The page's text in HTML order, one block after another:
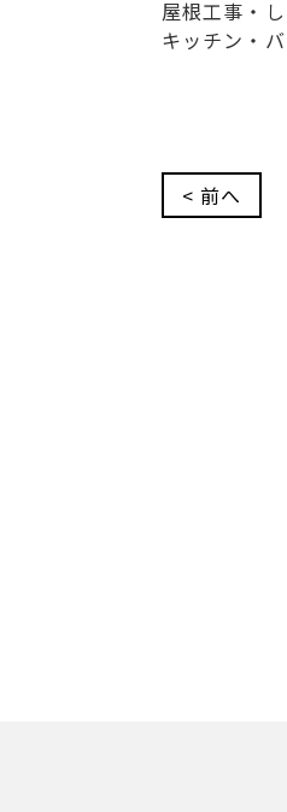
屋根工事・
キッチン・
< 前へ